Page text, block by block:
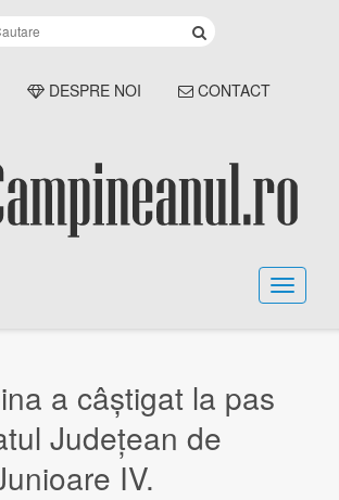
DESPRE NOI CONTACT
a câștigat la pas
Județean de
IV.